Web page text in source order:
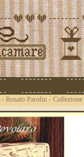
- Renato Parolin -